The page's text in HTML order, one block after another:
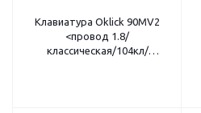
Клавиатура Oklick 90MV2
<провод 1.8/
классическая/104кл/